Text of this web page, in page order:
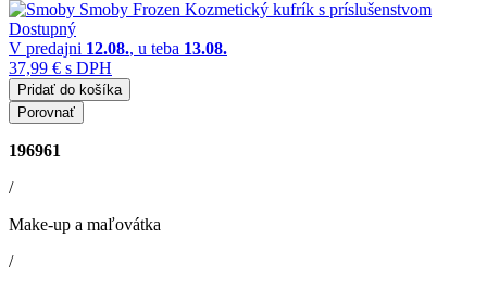
Dostupný
V predajni 12.08., u teba 13.08.
37,99 € s DPH
Pridať do košíka
Porovnať
196961
/
Make-up a maľovátka
/